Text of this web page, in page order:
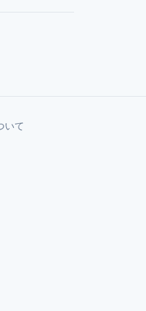
いて